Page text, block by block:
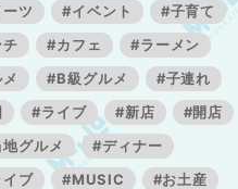
ツ #イベント
#子育て
#カフェ
#ラーメン
#B級グルメ
#子連れ
#ライブ #新店
#開店
グルメ
#ディナー
ブ
#MUSIC
#お土産